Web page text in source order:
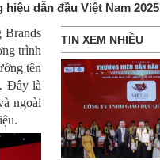
dẫn đầu Việt Nam 2025
Brands
trình
tên
Đây là
ngoài
TIN XEM NHIỀU